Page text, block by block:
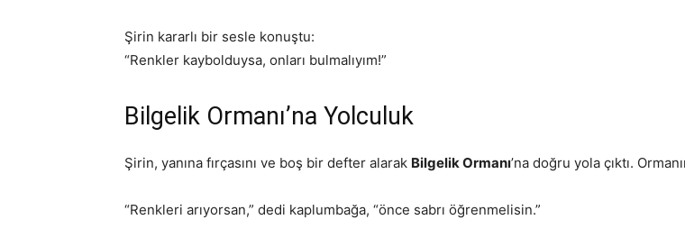
Şirin kararlı bir sesle konuştu:
“Renkler kaybolduysa, onları bulmalıyım!”
Bilgelik Ormanı’na Yolculuk
Şirin, yanına fırçasını ve boş bir defter alarak Bilgelik Ormanı’na doğru yola çıktı.
“Renkleri arıyorsan,” dedi kaplumbağa, “önce sabrı öğrenmelisin.”